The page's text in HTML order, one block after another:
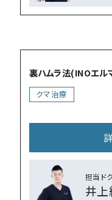
裏ハムラ法(INOエル
クマ治療
担当ド
井上